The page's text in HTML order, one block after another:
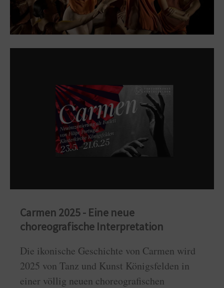
Carmen 2025 - Eine neue
choreografische Interpretation
Die ikonische Geschichte von Carmen wird
2025 von Tanz und Kunst Königsfelden in
einer völlig neuen choreografischen